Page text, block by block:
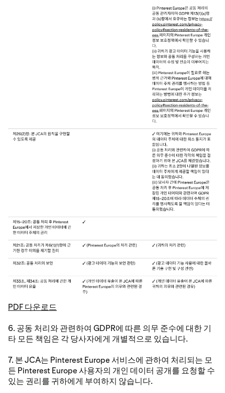
PDF 다운로드
6. 공동 처리와 관련하여 GDPR에 따른 의무 준수에 대한 기
타 모든 책임은 각 당사자에게 개별적으로 있습니다.
7. 본 JCA는 Pinterest Europe 서비스에 관하여 처리되는 모
든 Pinterest Europe 사용자의 개인 데이터 공개를 요청할 수
있는 권리를 귀하에게 부여하지 않습니다.